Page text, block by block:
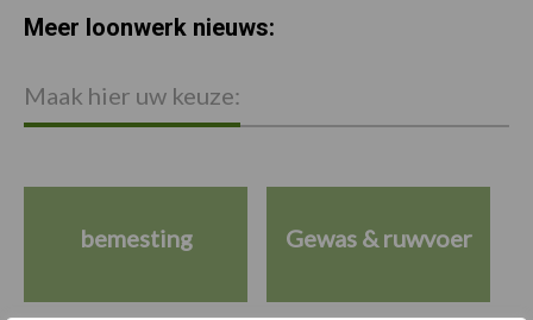
Meer loonwerk nieuws:
Maak hier uw keuze:
bemesting Gewas & ruwvoer